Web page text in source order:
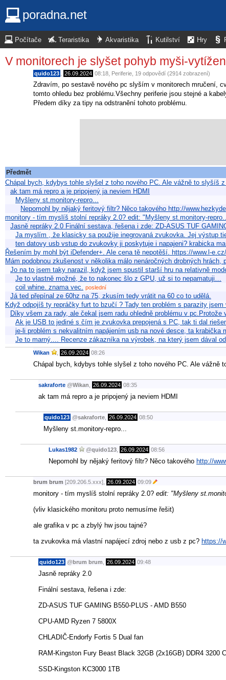
poradna.net
Počítače Teraristika Akvaristika Kutilství Hry
V monitorech je slyšet pohyb myši-
quido123 26.09.2024 08:18 Periferie , 19 odpovědí (2914 zobrazení)
Zdravím, po sestavě nového pc slyším v monitorech mručení,
tomto ohledu bez problému.Všechny periferie jsou stejné a
Předem díky za tipy na odstranění tohoto problému.
Předmět
Chápal bych, kdybys tohle slyšel z toho nového PC. Ale vážně to slyšíš z
ak tam má repro a je pripojený ja neviem HDMI
Myšleny st.monitory-repro...
Nepomohl by nějaký feritový filtr? Něco takového http://
monitory - tím myslíš stolní repráky 2.0? edit: "Myšleny st.monitory-
Jasně repráky 2.0 Finální sestava, řešena i zde: ZD-ASUS TUF
Ja myslím , že klasicky sa použije inegrovaná zvukovka. Jej výstup
ten datovy usb vstup do zvukovky ji poskytuje i napajeni? krabicka
Řešením by mohl být iDefender+. Ale cena tě nepotěší. https://www.l-
Mám podobnou zkušenost v několika málo nenáročných drobných hrách,
Jo na to jsem taky narazil, když jsem spustil starší hru na relativně
Je to vlastně možné, že to nakonec šlo z GPU, už si to nepamatuji…
coil whine. znama vec. poslední
Já ted přepínal ze 60hz na 75, zkusím tedy vrátit na 60 co to udělá.
Když odpojíš ty repráčky furt to bzučí ? Tady ten problém s parazity jsem
Díky všem za rady, ale čekal jsem radu ohledně problému v pc.Protože
Ak je USB to jediné s čím je zvukovka prepojená s PC, tak ti dal
je-li problém s nekvalitním napájením usb na nové desce, ta krabička
Je to marný.... Recenze zákazníka na výrobek, na který jsem dával
Wikan 26.09.2024 08:26
Chápal bych, kdybys tohle slyšel z toho nového PC. Ale vážně
sakraforte @Wikan 26.09.2024 08:35
ak tam má repro a je pripojený ja neviem HDMI
quido123 @sakraforte 26.09.2024 08:50
Myšleny st.monitory-repro...
Lukas1982 @quido123 26.09.2024 08:56
Nepomohl by nějaký feritový filtr? Něco takového http://
brum brum [209.206.5.xxx], 26.09.2024 09:09
monitory - tím myslíš stolní repráky 2.0? edit: "Myšleny
(vliv klasického monitoru proto nemusíme řešit)
ale grafika v pc a zbylý hw jsou tajné?
ta zvukovka má vlastní napájecí zdroj nebo z usb z pc? https://
quido123 @brum brum 26.09.2024 09:48
Jasně repráky 2.0
Finální sestava, řešena i zde:
ZD-ASUS TUF GAMING B550-PLUS - AMD B550
CPU-AMD Ryzen 7 5800X
CHLADIČ-Endorfy Fortis 5 Dual fan
RAM-Kingston Fury Beast Black 32GB (2x16GB) DDR4 3200
SSD-Kingston KC3000 1TB